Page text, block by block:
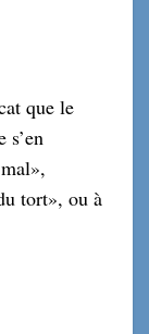
que le
s’en
tort», ou à